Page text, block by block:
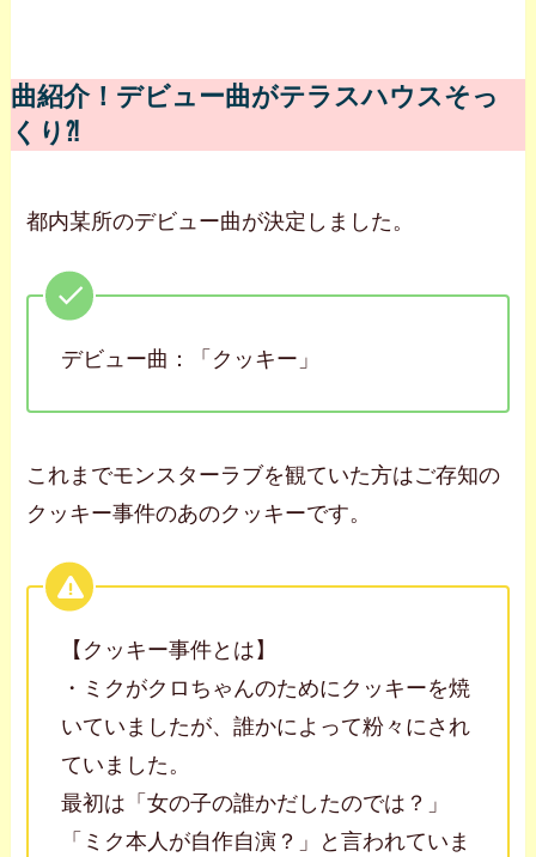
曲紹介！デビュー曲がテラスハウスそっ
くり⁈
都内某所のデビュー曲が決定しました。
デビュー曲：「クッキー」
これまでモンスターラブを観ていた方はご存知の
クッキー事件のあのクッキーです。
【クッキー事件とは】
・ミクがクロちゃんのためにクッキーを焼
いていましたが、誰かによって粉々にされ
ていました。
最初は「女の子の誰かだしたのでは？」
「ミク本人が自作自演？」と言われていま